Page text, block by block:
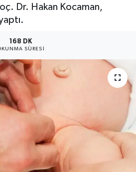
Dr. Hakan Kocaman,
168 DK
SÜRESI